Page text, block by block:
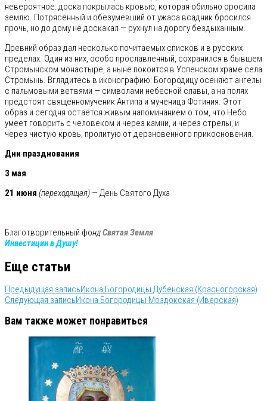
невероятное: доска покрылась кровью, которая обильно оросила
землю. Потрясённый и обезумевший от ужаса всадник бросился
прочь, но до дому не доскакал — рухнул на дорогу бездыханным.
Древний образ дал несколько почитаемых списков и в русских
пределах. Один из них, особо прославленный, сохранился в бывшем
Стромынском монастыре, а ныне покоится в Успенском храме села
Стромынь. Вглядитесь в иконографию: Богородицу осеняют ангелы
с пальмовыми ветвями — символами небесной славы, а на полях
предстоят священномученик Антипа и мученица Фотиния. Этот
образ и сегодня остаётся живым напоминанием о том, что Небо
умеет говорить с человеком и через камни, и через стрелы, и
через чистую кровь, пролитую от дерзновенного прикосновения.
Дни празднования
3 мая
21 июня (переходящая) — День Святого Духа
Благотворительный фондСвятая Земля
Инвестиции в Душу!
Еще статьи
Предыдущая записьИкона Богородицы Дубенская (Красногорская)
Следующая записьИкона Богородицы Моздокская (Иверская)
Вам также может понравиться